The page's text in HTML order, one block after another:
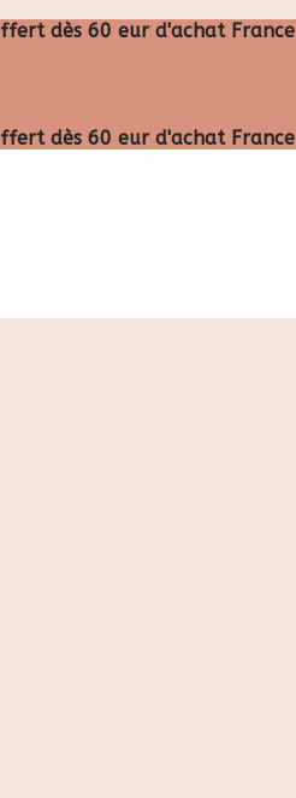
dès 60 eur d'achat France
dès 60 eur d'achat France